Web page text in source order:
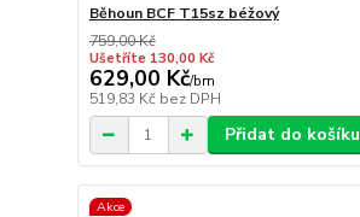
Běhoun BCF T15sz béžový
759,00 Kč
Ušetříte 130,00 Kč
629,00 Kč/bm
519,83 Kč bez DPH
Přidat do košíku
Akce